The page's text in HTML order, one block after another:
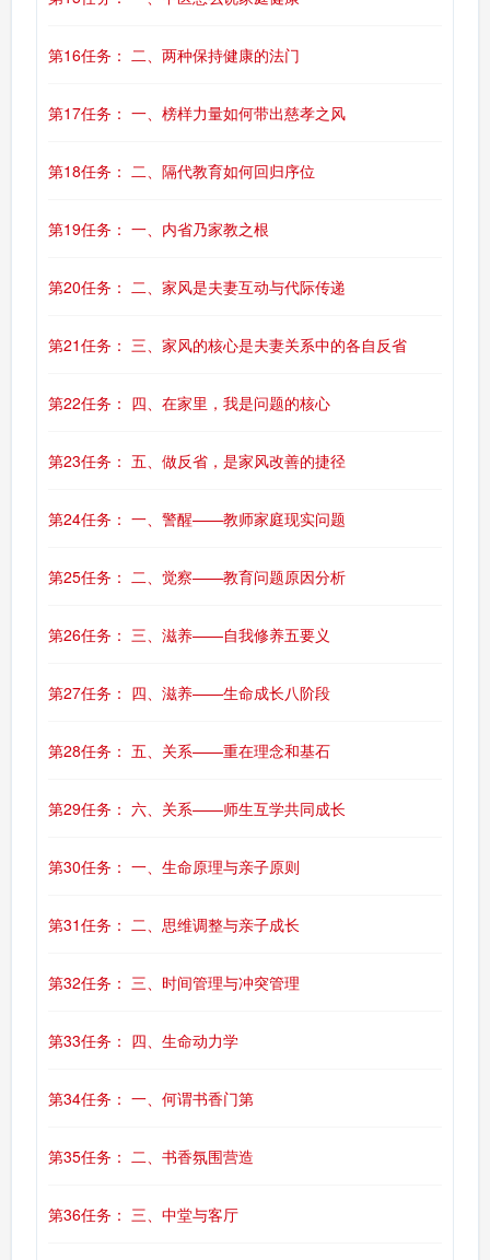
第16任务： 二、两种保持健康的法门
第17任务： 一、榜样力量如何带出慈孝之风
第18任务： 二、隔代教育如何回归序位
第19任务： 一、内省乃家教之根
第20任务： 二、家风是夫妻互动与代际传递
第21任务： 三、家风的核心是夫妻关系中的各自反省
第22任务： 四、在家里，我是问题的核心
第23任务： 五、做反省，是家风改善的捷径
第24任务： 一、警醒——教师家庭现实问题
第25任务： 二、觉察——教育问题原因分析
第26任务： 三、滋养——自我修养五要义
第27任务： 四、滋养——生命成长八阶段
第28任务： 五、关系——重在理念和基石
第29任务： 六、关系——师生互学共同成长
第30任务： 一、生命原理与亲子原则
第31任务： 二、思维调整与亲子成长
第32任务： 三、时间管理与冲突管理
第33任务： 四、生命动力学
第34任务： 一、何谓书香门第
第35任务： 二、书香氛围营造
第36任务： 三、中堂与客厅